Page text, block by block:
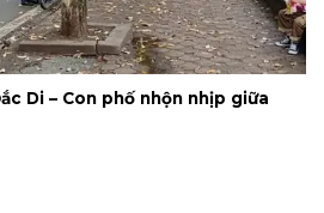
Di – Con phố nhộn nhịp giữa